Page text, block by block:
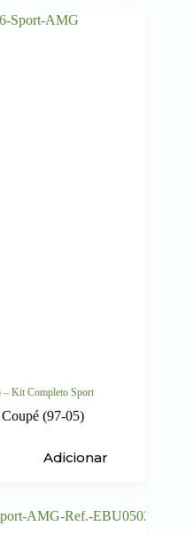
– Kit Completo Sport
(97-05)
Adicionar